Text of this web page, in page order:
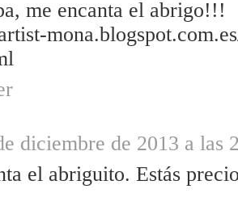
me encanta el abrigo!!!
diciembre de 2013 a las
el abriguito. Estás